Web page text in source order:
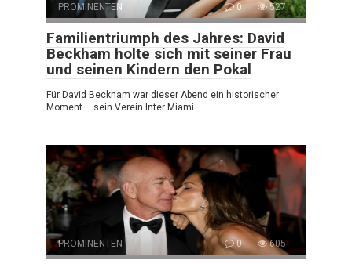
PROMINENTEN 0 527
Familientriumph des Jahres: David
Beckham holte sich mit seiner Frau
und seinen Kindern den Pokal
Für David Beckham war dieser Abend ein historischer
Moment – sein Verein Inter Miami
PROMINENTEN 0 605